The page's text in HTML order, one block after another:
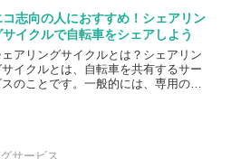
わないものを...
られます。エコな子育てを実践するこ
で、子どもたちに環境保護の意識を育
ることができます。また、エコな生活
することで、家計の節約にもつながり
す。例えば、使い捨てのおむつを使わ
、布おむつを使うことで、ごみの削減
コ志向の人におすすめ！シェアリン
サイクルで自転車をシェアしよう
ェアリングサイクルとは？シェアリン
サイクルとは、自転車を共有するサー
スのことです。一般的には、専用のア
ます。使用後は、指定された場所に
サービス